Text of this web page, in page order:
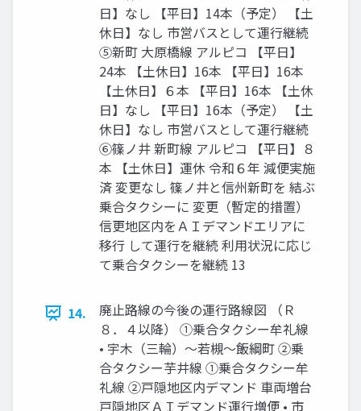
日】なし 【平日】14本（予定） 【土
休日】なし 市営バスとして運行継続
⑤新町 大原橋線 アルピコ 【平日】
24本 【土休日】16本 【平日】16本
【土休日】６本 【平日】16本 【土休
日】なし 【平日】16本（予定） 【土
休日】なし 市営バスとして運行継続
⑥篠ノ井 新町線 アルピコ 【平日】８
本 【土休日】運休 令和６年 減便実施
済 変更なし 篠ノ井と信州新町を 結ぶ
乗合タクシーに 変更（暫定的措置）
信更地区内をＡＩデマンドエリアに
移行 して運行を継続 利用状況に応じ
て乗合タクシーを継続 13
14.
廃止路線の今後の運行路線図 （Ｒ
８．４以降） ①乗合タクシー牟礼線
• 宇木（三輪）～若槻～飯綱町 ②乗
合タクシー芋井線 ①乗合タクシー牟
礼線 ②戸隠地区内デマンド 車両増台
戸隠地区ＡＩデマンド運行増便 • 市